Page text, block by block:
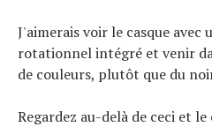
J'aimerais voir le casque
rotationnel intégré et venir
de couleurs, plutôt que du
Regardez au-delà de ceci et